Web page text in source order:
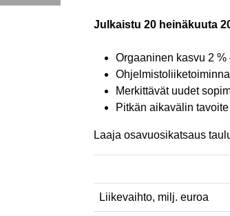
Julkaistu 20 heinäkuuta
Orgaaninen kasvu 2
Merkittävät uudet
Pitkän aikavälin
Laaja osavuosikatsaus
Liikevaihto, milj. euroa